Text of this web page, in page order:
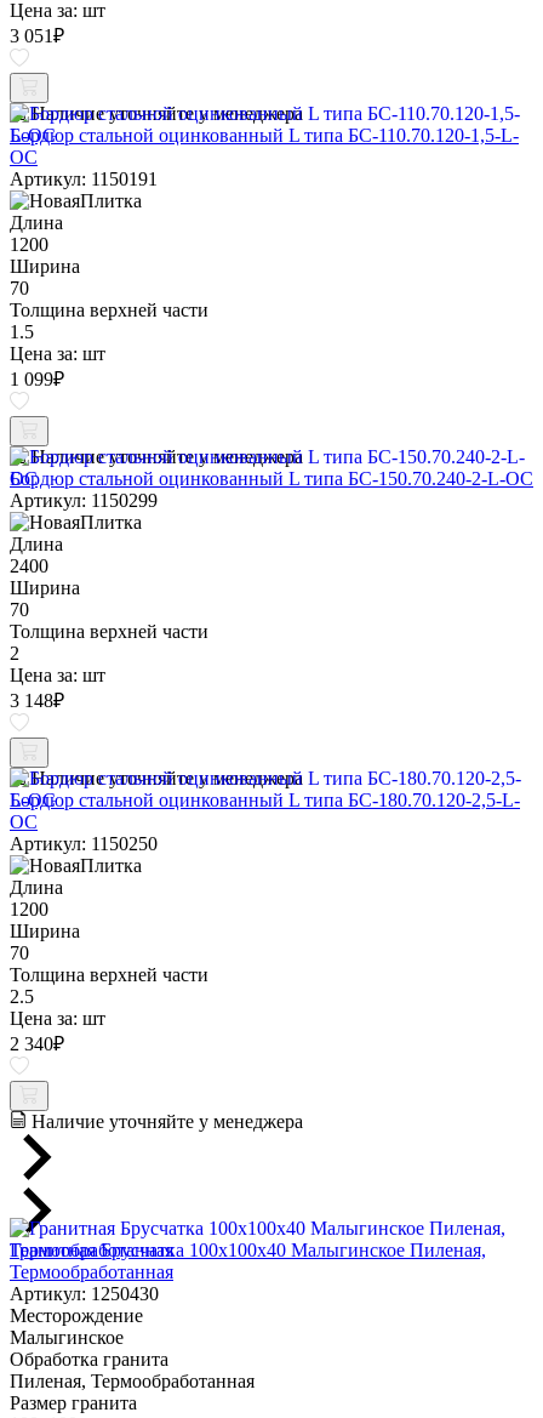
Цена за: шт
3 051₽
Наличие уточняйте у менеджера
Бордюр стальной оцинкованный L типа БС-110.70.120-1,5-L-
ОС
Артикул: 1150191
Длина
1200
Ширина
70
Толщина верхней части
1.5
Цена за: шт
1 099₽
Наличие уточняйте у менеджера
Бордюр стальной оцинкованный L типа БС-150.70.240-2-L-ОС
Артикул: 1150299
Длина
2400
Ширина
70
Толщина верхней части
2
Цена за: шт
3 148₽
Наличие уточняйте у менеджера
Бордюр стальной оцинкованный L типа БС-180.70.120-2,5-L-
ОС
Артикул: 1150250
Длина
1200
Ширина
70
Толщина верхней части
2.5
Цена за: шт
2 340₽
Наличие уточняйте у менеджера
Гранитная Брусчатка 100х100x40 Малыгинское Пиленая,
Термообработанная
Артикул: 1250430
Месторождение
Малыгинское
Обработка гранита
Пиленая, Термообработанная
Размер гранита